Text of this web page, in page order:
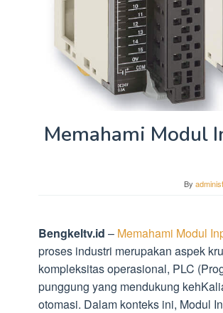
Memahami Modul
By
Bengkeltv.id – Memahami Modul
proses industri merupakan aspek
kompleksitas operasional, PLC
punggung yang mendukung
otomasi. Dalam konteks ini, Modul